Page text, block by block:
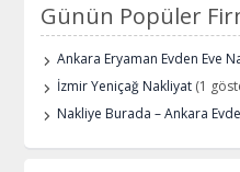
Günün Popüler
Ankara Eryaman Evden Eve
İzmir Yeniçağ Nakliyat (1
Nakliye Burada – Ankara